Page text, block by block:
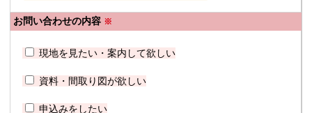
お問い合わせの内容 ※
現地を見たい・案内して欲しい
資料・間取り図が欲しい
申込みをしたい